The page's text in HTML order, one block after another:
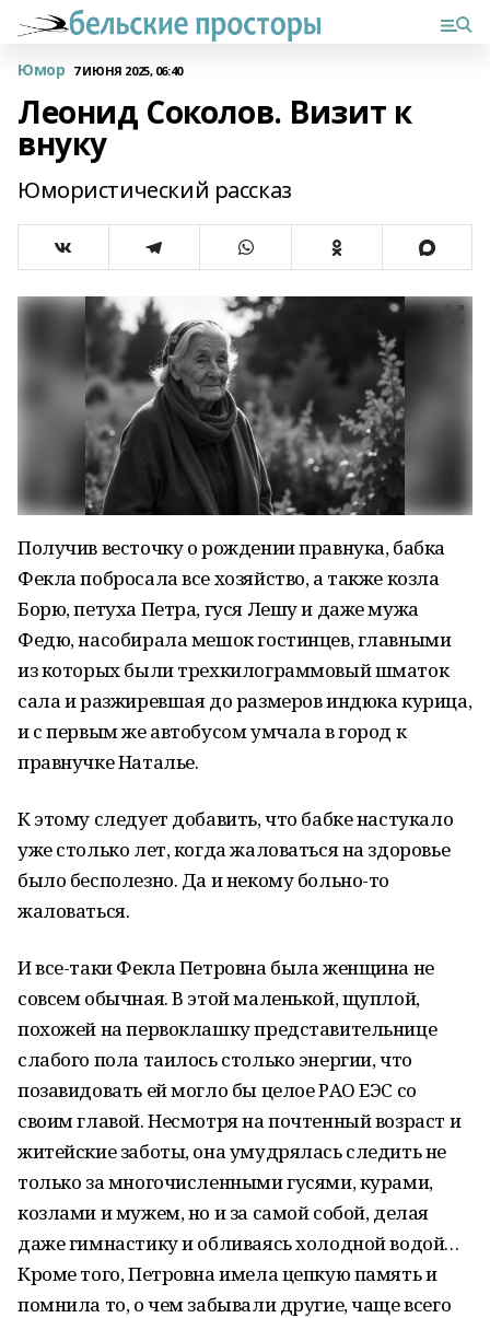
Юмор 7 ИЮНЯ 2025, 06:40
Леонид Соколов. Визит к
внуку
Юмористический рассказ
Получив весточку о рождении правнука, бабка
Фекла побросала все хозяйство, а также козла
Борю, петуха Петра, гуся Лешу и даже мужа
Федю, насобирала мешок гостинцев, главными
из которых были трехкилограммовый шматок
сала и разжиревшая до размеров индюка курица,
и с первым же автобусом умчала в город к
правнучке Наталье.
К этому следует добавить, что бабке настукало
уже столько лет, когда жаловаться на здоровье
было бесполезно. Да и некому больно-то
жаловаться.
И все-таки Фекла Петровна была женщина не
совсем обычная. В этой маленькой, щуплой,
похожей на первоклашку представительнице
слабого пола таилось столько энергии, что
позавидовать ей могло бы целое РАО ЕЭС со
своим главой. Несмотря на почтенный возраст и
житейские заботы, она умудрялась следить не
только за многочисленными гусями, курами,
козлами и мужем, но и за самой собой, делая
даже гимнастику и обливаясь холодной водой…
Кроме того, Петровна имела цепкую память и
помнила то, о чем забывали другие, чаще всего